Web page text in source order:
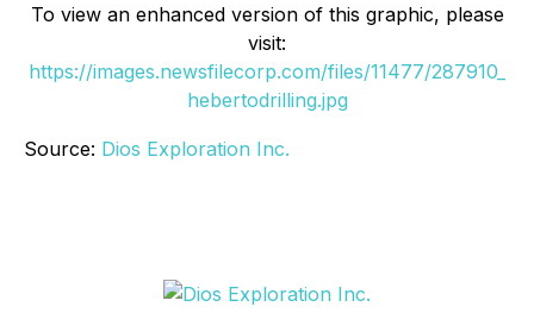
To view an enhanced version of this graphic, please
visit:
https://images.newsfilecorp.com/files/11477/287910_
hebertodrilling.jpg
Source: Dios Exploration Inc.